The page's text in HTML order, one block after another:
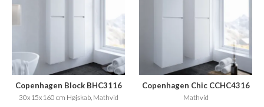
Copenhagen Block BHC3116
30x15x160 cm Højskab, Mathvid
Copenhagen Chic CCHC4316
Mathvid